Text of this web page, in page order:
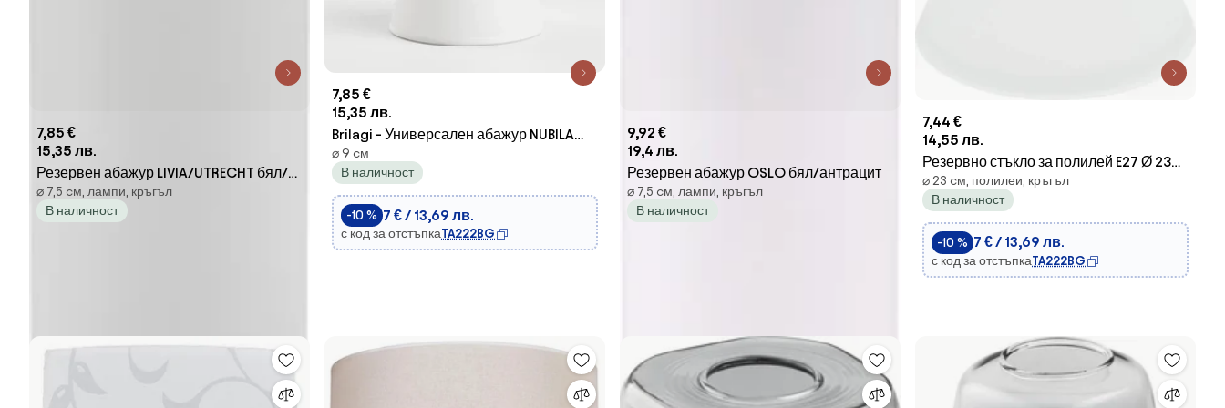
7,85 €
15,35 лв.
Резервен абажур LIVIA/UTRECHT бял/
сребрист
⌀ 7,5 cм, лампи, кръгъл
В наличност
7,85 €
15,35 лв.
Brilagi - Универсален абажур NUBILA
E27 13x9 см бял
⌀ 9 cм
В наличност
-10 % 7 € / 13,69 лв.
с код за отстъпкаTA222BG
9,92 €
19,4 лв.
Резервен абажур OSLO бял/антрацит
⌀ 7,5 cм, лампи, кръгъл
В наличност
7,44 €
14,55 лв.
Резервно стъкло за полилей E27 Ø 23
см бял
⌀ 23 cм, полилеи, кръгъл
В наличност
-10 % 7 € / 13,69 лв.
с код за отстъпкаTA222BG